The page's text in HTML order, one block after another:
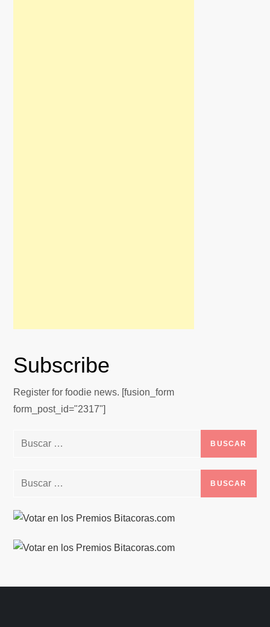
Subscribe
Register for foodie news. [fusion_form
form_post_id="2317"]
Buscar:
Buscar: